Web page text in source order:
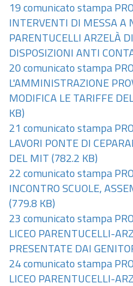
19 comunicato stampa
INTERVENTI DI MESSA A
PARENTUCELLI ARZELÀ
DISPOSIZIONI ANTI
20 comunicato stampa
L'AMMINISTRAZIONE
MODIFICA LE TARIFFE
KB)
21 comunicato stampa
LAVORI PONTE DI
DEL MIT (782.2 KB)
22 comunicato stampa
INCONTRO SCUOLE,
(779.8 KB)
23 comunicato stampa
LICEO PARENTUCELLI-
PRESENTATE DAI
24 comunicato stampa
LICEO PARENTUCELLI-